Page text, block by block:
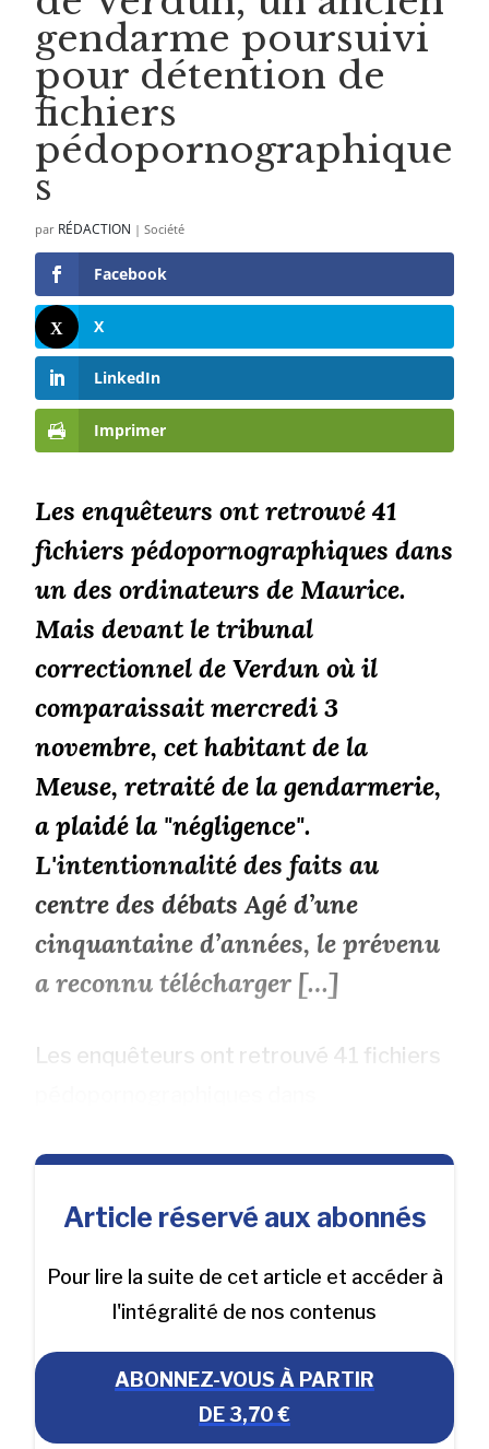
gendarme poursuivi
pour détention de
fichiers
pédopornographique
s
par RÉDACTION |Société
Facebook
X
LinkedIn
Imprimer
Les enquêteurs ont retrouvé 41
fichiers pédopornographiques dans
un des ordinateurs de Maurice.
Mais devant le tribunal
correctionnel de Verdun où il
comparaissait mercredi 3
novembre, cet habitant de la
Meuse, retraité de la gendarmerie,
a plaidé la "négligence".
L'intentionnalité des faits au
centre des débats Agé d’une
cinquantaine d’années, le prévenu
a reconnu télécharger […]
Les enquêteurs ont retrouvé 41 fichiers
Article réservé aux abonnés
Pour lire la suite de cet article et accéder à
l'intégralité de nos contenus
ABONNEZ-VOUS À PARTIR
DE 3,70 €